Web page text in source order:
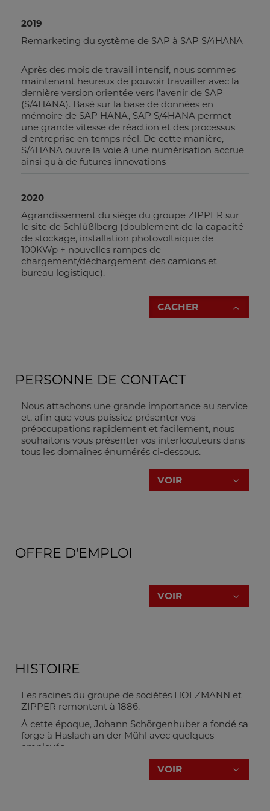
2019
Remarketing du système de SAP à SAP S/4HANA
Après des mois de travail intensif, nous sommes
maintenant heureux de pouvoir travailler avec la
dernière version orientée vers l'avenir de SAP
(S/4HANA). Basé sur la base de données en
mémoire de SAP HANA, SAP S/4HANA permet
une grande vitesse de réaction et des processus
d'entreprise en temps réel. De cette manière,
S/4HANA ouvre la voie à une numérisation accrue
ainsi qu'à de futures innovations
2020
Agrandissement du siège du groupe ZIPPER sur
le site de Schlüßlberg (doublement de la capacité
de stockage, installation photovoltaïque de
100KWp + nouvelles rampes de
chargement/déchargement des camions et
bureau logistique).
CACHER
PERSONNE DE CONTACT
Nous attachons une grande importance au service
et, afin que vous puissiez présenter vos
préoccupations rapidement et facilement, nous
souhaitons vous présenter vos interlocuteurs dans
tous les domaines énumérés ci-dessous.
Il suffit de cliquer sur le bouton "SHOW"
DI (FH) Daniel Schörgenhuber
+43 7289 71 562-502
ds@holzmann-zipper.at
VOIR
OFFRE D'EMPLOI
VOIR
HISTOIRE
Les racines du groupe de sociétés HOLZMANN et
ZIPPER remontent à 1886.
À cette époque, Johann Schörgenhuber a fondé sa
forge à Haslach an der Mühl avec quelques
employés
Quelques années plus tard, Johann
VOIR